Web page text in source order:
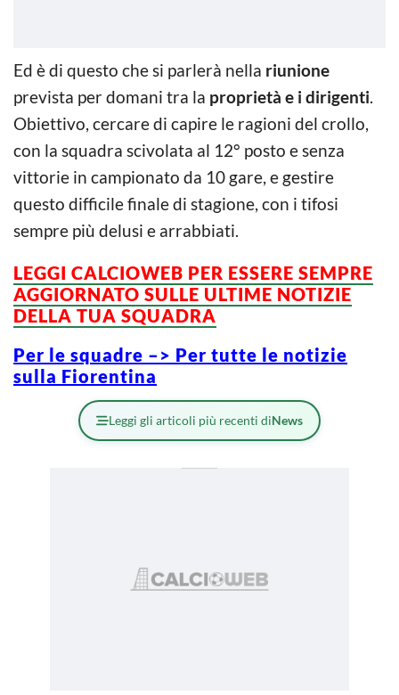
Ed è di questo che si parlerà nella riunione
prevista per domani tra la proprietà e i dirigenti.
Obiettivo, cercare di capire le ragioni del crollo,
con la squadra scivolata al 12° posto e senza
vittorie in campionato da 10 gare, e gestire
questo difficile finale di stagione, con i tifosi
sempre più delusi e arrabbiati.
LEGGI CALCIOWEB PER ESSERE SEMPRE
AGGIORNATO SULLE ULTIME NOTIZIE
DELLA TUA SQUADRA
Per le squadre –> Per tutte le notizie
sulla Fiorentina
Leggi gli articoli più recenti diNews